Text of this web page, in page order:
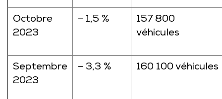
Octobre
2023
– 1,5 %
157 800
véhicules
Septembre
2023
– 3,3 % 160 100 véhicules